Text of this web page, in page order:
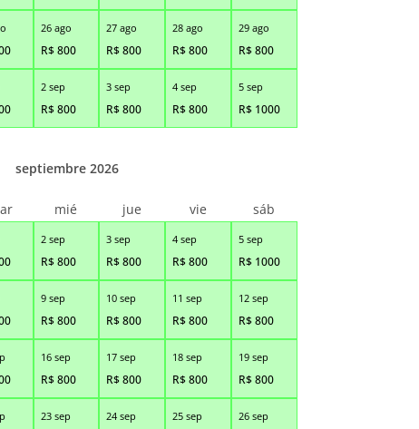
26 ago
R$800
27 ago
R$800
28 ago
R$800
29 ago
R$800
2 sep
R$800
3 sep
R$800
4 sep
R$800
5 sep
R$ 1000
2 sep
R$800
3 sep
R$800
4 sep
R$800
5 sep
R$ 1000
9 sep
R$800
10 sep
R$800
11 sep
R$800
12 sep
R$800
16 sep
R$800
17 sep
R$800
18 sep
R$800
19 sep
R$800
23 sep 24 sep 25 sep 26 sep
septiembre 2026
mié jue vie sáb